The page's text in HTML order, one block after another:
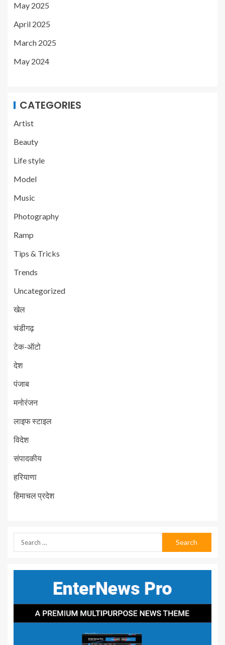
May 2025
April 2025
March 2025
May 2024
CATEGORIES
Artist
Beauty
Life style
Model
Music
Photography
Ramp
Tips & Tricks
Trends
Uncategorized
खेल
चंडीगढ़
टेक-ऑटो
देश
पंजाब
मनोरंजन
लाइफ स्टाइल
विदेश
संपादकीय
हरियाणा
हिमाचल प्रदेश